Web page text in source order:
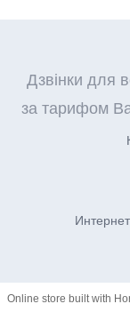
Дзвінки для
за тарифом
Online store built with